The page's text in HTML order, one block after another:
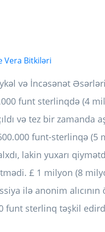
Vera Bitkiləri
və İncəsənət
funt sterlinqdə (4
və tez bir zamanda
funt-sterlinqə (5
lakin yuxarı
£ 1 milyon (8
ilə anonim alıcının
funt sterlinq təşkil